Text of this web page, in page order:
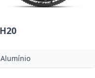
Alumínio